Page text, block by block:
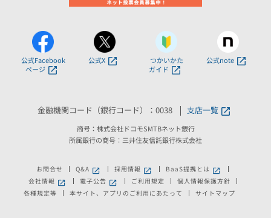
公式Facebook
ページ
公式X
つかいかた
ガイド
公式note
金融機関コード（銀行コード）：0038 支店一覧
商号：株式会社ドコモSMTBネット銀行
所属銀行の商号：三井住友信託銀行株式会社
お問合せ Q&A 新しいウィンドウで開きます。
採用情報 新しいウィンドウで開きます。
BaaS提携とは 新しいウィンドウ
会社情報新しいウィンドウで開きます。
電子公告新しいウィンドウで開きます。
ご利用規定
個人情報保護方針
各種規定等
本サイト、アプリのご利用にあたって サイトマップ